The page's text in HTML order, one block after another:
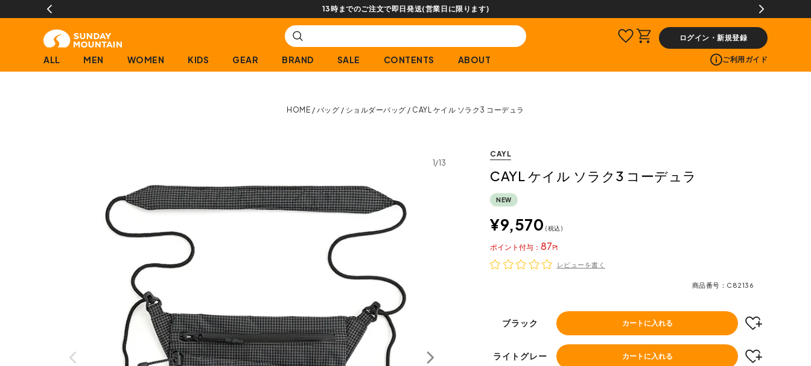
【会員限定】交換送料片道無料サービス
ログイン・新規登録
ALL MEN WOMEN KIDS GEAR BRAND SALE CONTENTS ABOUT ご利用ガイド
HOME バッグ ショルダーバッグ CAYL ケイル ソラク3 コーデュラ
1/13
CAYL
CAYL ケイル ソラク3 コーデュラ
NEW
¥9,570 税込
87
ポイント
レビューを書く
商品番号 C82136
ブラック カートに入れる
ライトグレー カートに入れる